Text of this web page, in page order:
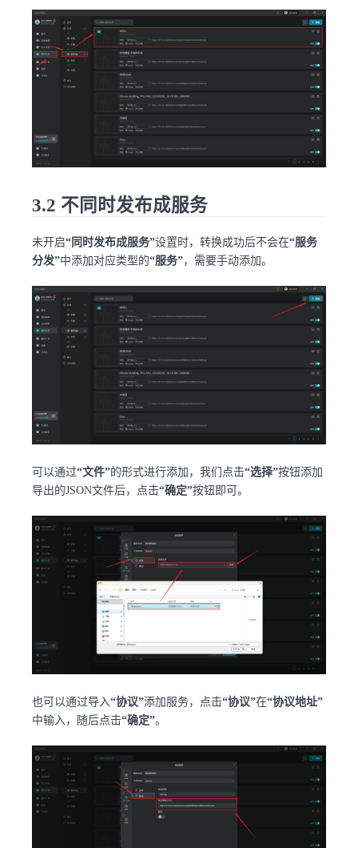
3.2 不同时发布成服务
未开启“同时发布成服务”设置时，转换成功后不会在“服务
分发”中添加对应类型的“服务”，需要手动添加。
可以通过“文件”的形式进行添加，我们点击“选择”按钮添加
导出的JSON文件后，点击“确定”按钮即可。
也可以通过导入“协议”添加服务，点击“协议”在“协议地址”
中输入，随后点击“确定”。